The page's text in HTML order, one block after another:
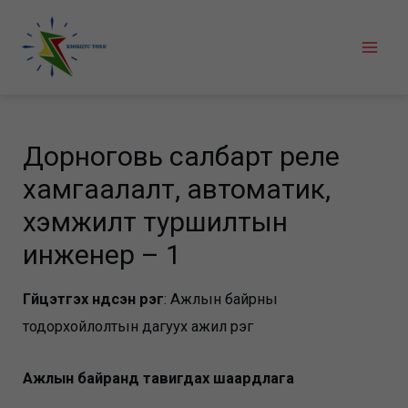
content
Дорноговь салбарт реле
хамгаалалт, автоматик,
хэмжилт туршилтын
инженер – 1
Гүйцэтгэх үндсэн үүрэг: Ажлын байрны
тодорхойлолтын дагуух ажил үүрэг
Ажлын байранд тавигдах шаардлага